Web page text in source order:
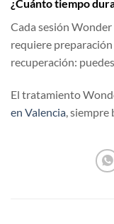
¿Cuánto tiempo
Cada sesión
requiere
recuperación:
El tratamiento
en Valencia, siempre